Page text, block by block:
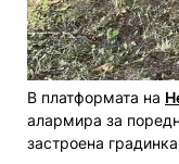
В платформата на
алармира за
застроена